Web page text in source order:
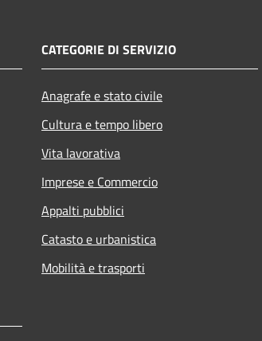
CATEGORIE DI SERVIZIO
Anagrafe e stato civile
Cultura e tempo libero
Vita lavorativa
Imprese e Commercio
Appalti pubblici
Catasto e urbanistica
Mobilità e trasporti